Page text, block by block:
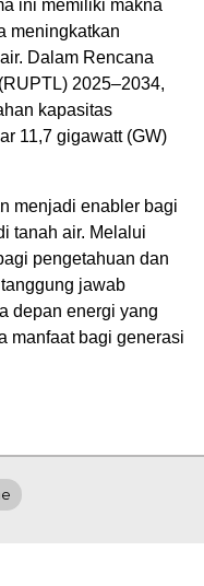
ini memiliki makna
meningkatkan
Dalam Rencana
2025–2034,
kapasitas
11,7 gigawatt (GW)
menjadi enabler bagi
tanah air. Melalui
pengetahuan dan
jawab
depan energi yang
manfaat bagi generasi